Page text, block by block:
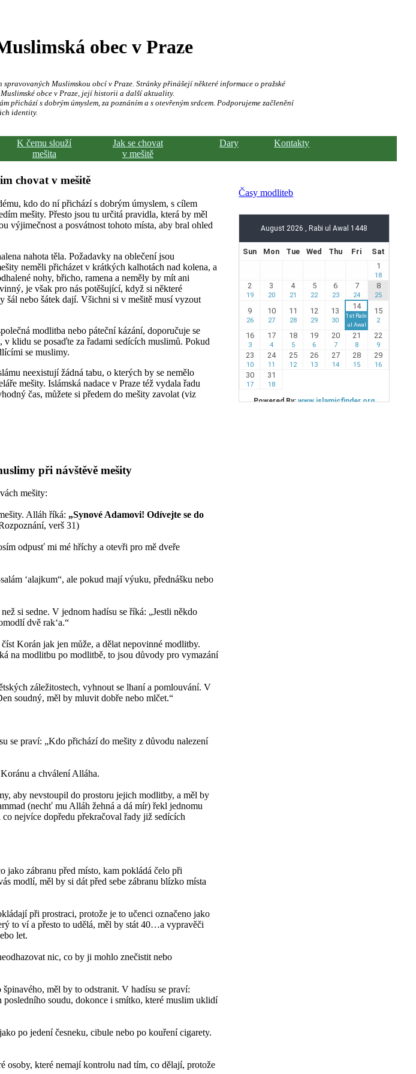
obec v Praze
Muslimskou obcí v Praze. Stránky přinášejí některé informace o pražské
obce v Praze, její historii a další aktuality.
přichází s dobrým úmyslem, za poznáním a s otevřeným srdcem. Podporujeme začlenění
identity.
K čemu slouží
mešita
Jak se chovat
v mešitě
Dary Kontakty
chovat v mešitě
kdo do ní přichází s dobrým úmyslem, s cílem
mešity. Přesto jsou tu určitá pravidla, která by měl
výjimečnost a posvátnost tohoto místa, aby bral ohled
nahota těla. Požadavky na oblečení jsou
neměli přicházet v krátkých kalhotách nad kolena, a
nohy, břicho, ramena a neměly by mít ani
je však pro nás potěšující, když si některé
šál nebo šátek dají. Všichni si v mešitě musí vyzout
modlitba nebo páteční kázání, doporučuje se
klidu se posaďte za řadami sedících muslimů. Pokud
se muslimy.
neexistují žádná tabu, o kterých by se nemělo
mešity. Islámská nadace v Praze též vydala řadu
čas, můžete si předem do mešity zavolat (viz
při návštěvě mešity
mešity:
Alláh říká: „Synové Adamovi! Odívejte se do
verš 31)
odpusť mi mé hříchy a otevři pro mě dveře
‘alajkum“, ale pokud mají výuku, přednášku nebo
si sedne. V jednom hadísu se říká: „Jestli někdo
dvě rak‘a.“
Korán jak jen může, a dělat nepovinné modlitby.
na modlitbu po modlitbě, to jsou důvody pro vymazání
záležitostech, vyhnout se lhaní a pomlouvání. V
soudný, měl by mluvit dobře nebo mlčet.“
se praví: „Kdo přichází do mešity z důvodu nalezení
a chválení Alláha.
aby nevstoupil do prostoru jejich modlitby, a měl by
(nechť mu Alláh žehná a dá mír) řekl jednomu
nejvíce dopředu překračoval řady již sedících
jako zábranu před místo, kam pokládá čelo při
modlí, měl by si dát před sebe zábranu blízko místa
při prostraci, protože je to učenci označeno jako
to ví a přesto to udělá, měl by stát 40…a vypravěči
let.
nic, co by ji mohlo znečistit nebo
měl by to odstranit. V hadísu se praví:
soudu, dokonce i smítko, které muslim uklidí
po jedení česneku, cibule nebo po kouření cigarety.
osoby, které nemají kontrolu nad tím, co dělají, protože
Časy modliteb